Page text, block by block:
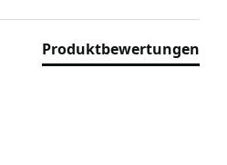
Produktbewertungen